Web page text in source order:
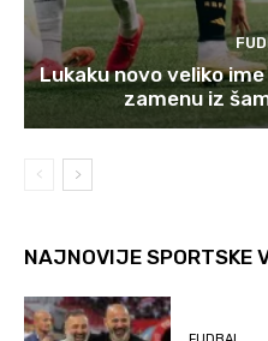
Lukaku novo veliko
zamenu iz
NAJNOVIJE SPORTSKE